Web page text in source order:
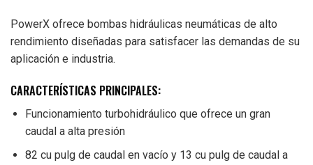
PowerX ofrece bombas hidráulicas neumáticas de alto
rendimiento diseñadas para satisfacer las demandas de su
aplicación e industria.
CARACTERÍSTICAS PRINCIPALES:
Funcionamiento turbohidráulico que ofrece un gran
caudal a alta presión
82 cu pulg de caudal en vacío y 13 cu pulg de caudal a